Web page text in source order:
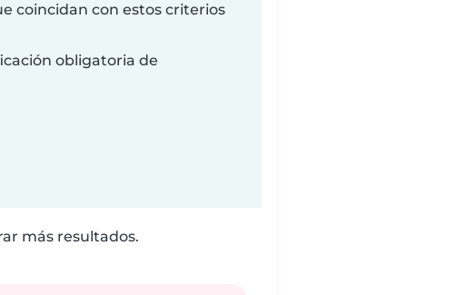
coincidan con estos criterios
obligatoria de
más resultados.